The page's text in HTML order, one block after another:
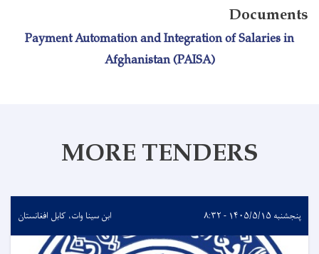
Documents
Payment Automation and Integration of Salaries in
Afghanistan (PAISA)
MORE TENDERS
پنجشنبه ۱۴۰۵/۵/۱۵ - ۸:۳۲ ابن سینا وات، کابل افغانستان